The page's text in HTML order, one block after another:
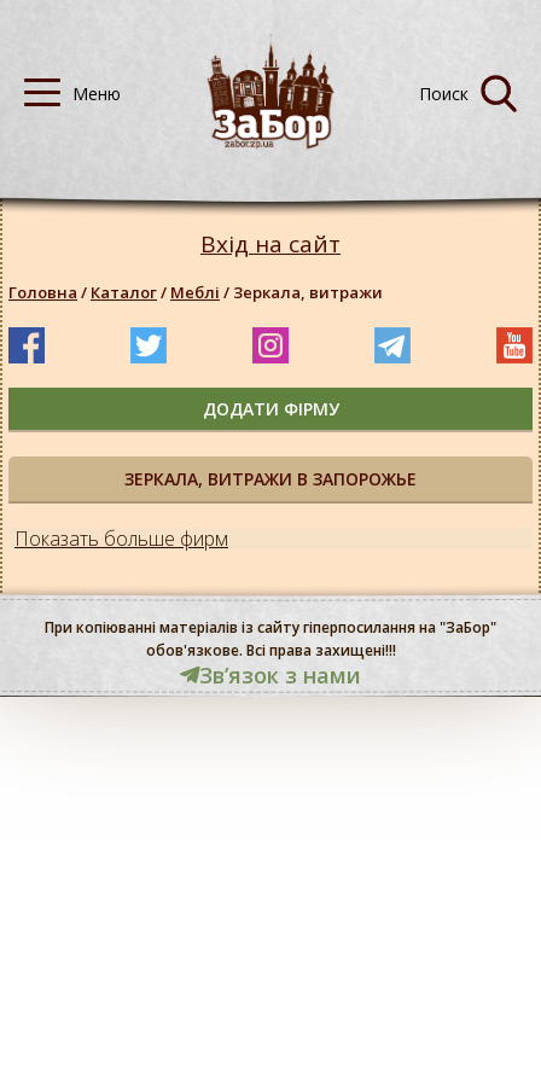
ЗЕРКАЛА, ВИТРАЖИ В ЗАПОРОЖЬЕ
Показать больше фирм
Вхід на сайт
Головна / Каталог/ Меблі / Зеркала, витражи
ДОДАТИ ФІРМУ
При копіюванні матеріалів із сайту гіперпосилання на "ЗаБор"
обов'язкове. Всі права захищені!!!
Звʼязок з нами